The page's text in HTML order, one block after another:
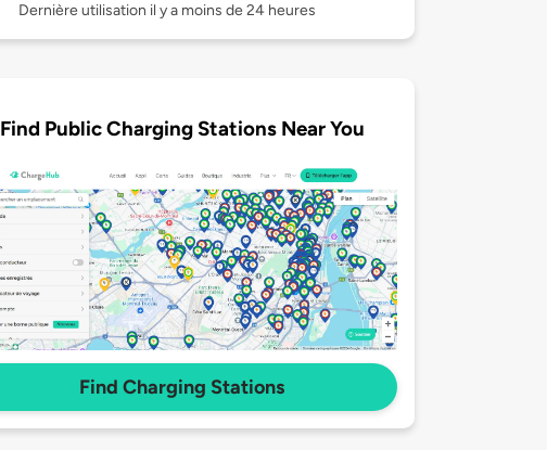
Dernière utilisation il y a moins de 24 heures
Find Public Charging Stations Near You
Find Charging Stations